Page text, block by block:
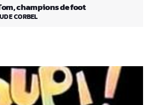
champions de foot
CORBEL